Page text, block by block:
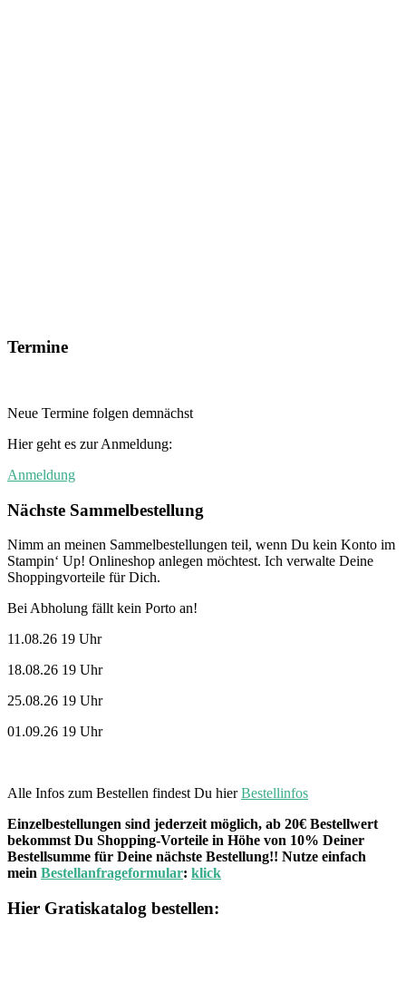
Termine
Neue Termine folgen demnächst
Hier geht es zur Anmeldung:
Anmeldung
Nächste Sammelbestellung
Nimm an meinen Sammelbestellungen teil, wenn Du kein Konto im
Stampin‘ Up! Onlineshop anlegen möchtest. Ich verwalte Deine
Shoppingvorteile für Dich.
Bei Abholung fällt kein Porto an!
11.08.26 19 Uhr
18.08.26 19 Uhr
25.08.26 19 Uhr
01.09.26 19 Uhr
Alle Infos zum Bestellen findest Du hierBestellinfos
Einzelbestellungen sind jederzeit möglich, ab 20€ Bestellwert
bekommst Du Shopping-Vorteile in Höhe von 10% Deiner
Bestellsumme für Deine nächste Bestellung!! Nutze einfach
mein Bestellanfrageformular: klick
Hier Gratiskatalog bestellen: